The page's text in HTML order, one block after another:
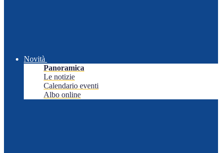
Novità
Panoramica
Le notizie
Calendario eventi
Albo online